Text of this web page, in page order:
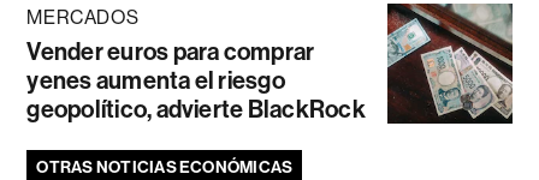
MERCADOS
Vender euros para comprar
yenes aumenta el riesgo
geopolítico, advierte BlackRock
OTRAS NOTICIAS ECONÓMICAS